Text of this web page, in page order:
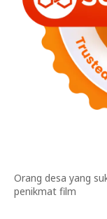
Orang desa yang
penikmat film